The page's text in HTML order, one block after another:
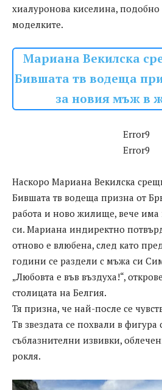
хиалуронова киселина,
моделките.
Мариана Векилска
Бившата тв водеща
за новия мъж в
Error9
Error9
Наскоро Мариана Векилска
Бившата тв водеща призна от
работа и ново жилище, вече
си. Мариана индиректно
отново е влюбена, след като
години се раздели с мъжа си
„Любовта е във въздуха!“,
столицата на Белгия.
Тя призна, че най-после се
Тв звездата се похвали в фигура
съблазнителни извивки,
рокля.